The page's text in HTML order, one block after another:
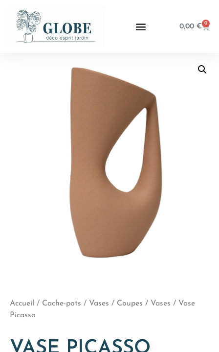
0,00 € 0
Accueil / Cache-pots / Vases / Coupes / Vases / Vase
Picasso